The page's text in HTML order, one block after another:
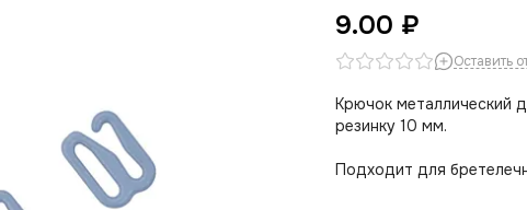
9.00 ₽
Оставить
Крючок металлический
резинку 10 мм.
Подходит для